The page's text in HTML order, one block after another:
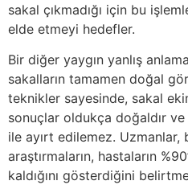
sakal çıkmadığı için bu
elde etmeyi hedefler.
Bir diğer yaygın yanlış
sakalların tamamen doğal
teknikler sayesinde, sakal
sonuçlar oldukça doğaldır
ile ayırt edilemez. Uzmanlar,
araştırmaların, hastaların
kaldığını gösterdiğini